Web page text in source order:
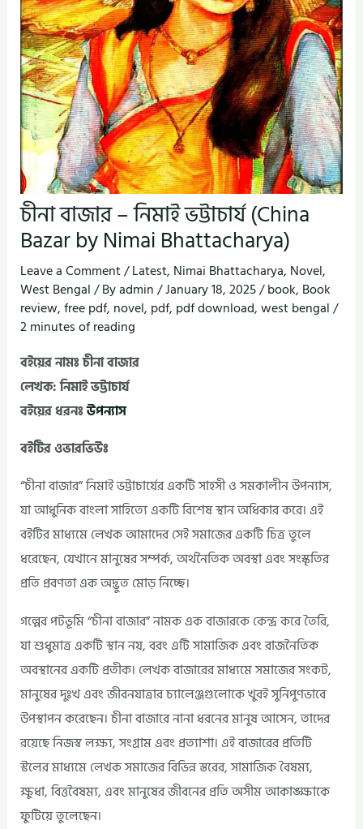
চীনা বাজার – নিমাই ভট্টাচার্য (China
Bazar by Nimai Bhattacharya)
Leave a Comment/Latest, Nimai Bhattacharya, Novel,
West Bengal/ Byadmin/January 18, 2025/book, Book
review,free pdf, novel, pdf, pdf download,west bengal/
2 minutes of reading
বইয়ের নামঃ চীনা বাজার
লেখক: নিমাই ভট্টাচার্য
বইয়ের ধরনঃউপন্যাস
বইটির ওভারভিউঃ
“চীনা বাজার” নিমাই ভট্টাচার্যের একটি সাহসী ও সমকালীন উপন্যাস,
যা আধুনিক বাংলা সাহিত্যে একটি বিশেষ স্থান অধিকার করে। এই
বইটির মাধ্যমে লেখক আমাদের সেই সমাজের একটি চিত্র তুলে
ধরেছেন, যেখানে মানুষের সম্পর্ক, অর্থনৈতিক অবস্থা এবং সংস্কৃতির
প্রতি প্রবণতা এক অদ্ভুত মোড় নিচ্ছে।
গল্পের পটভূমি “চীনা বাজার” নামক এক বাজারকে কেন্দ্র করে তৈরি,
যা শুধুমাত্র একটি স্থান নয়, বরং এটি সামাজিক এবং রাজনৈতিক
অবস্থানের একটি প্রতীক। লেখক বাজারের মাধ্যমে সমাজের সংকট,
মানুষের দুঃখ এবং জীবনযাত্রার চ্যালেঞ্জগুলোকে খুবই সুনিপুণভাবে
উপস্থাপন করেছেন। চীনা বাজারে নানা ধরনের মানুষ আসেন, তাদের
রয়েছে নিজস্ব লক্ষ্য, সংগ্রাম এবং প্রত্যাশা। এই বাজারের প্রতিটি
স্টলের মাধ্যমে লেখক সমাজের বিভিন্ন স্তরের, সামাজিক বৈষম্য,
ক্ষুধা, বিত্তবৈষম্য, এবং মানুষের জীবনের প্রতি অসীম আকাঙ্ক্ষাকে
ফুটিয়ে তুলেছেন।